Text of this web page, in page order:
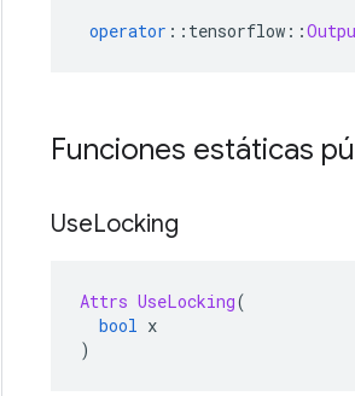
operator :: tensorflow ::
Funciones estáticas
UseLocking
Attrs UseLocking(
bool x
)